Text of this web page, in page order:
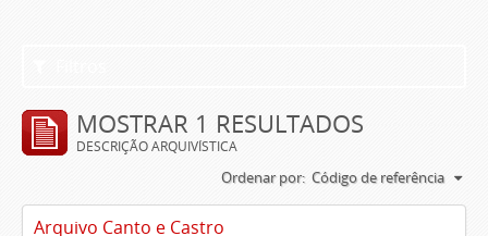
MOSTRAR 1 RESULTADOS
DESCRIÇÃO ARQUIVÍSTICA
Ordenar por: Código de referência
Arquivo Canto e Castro